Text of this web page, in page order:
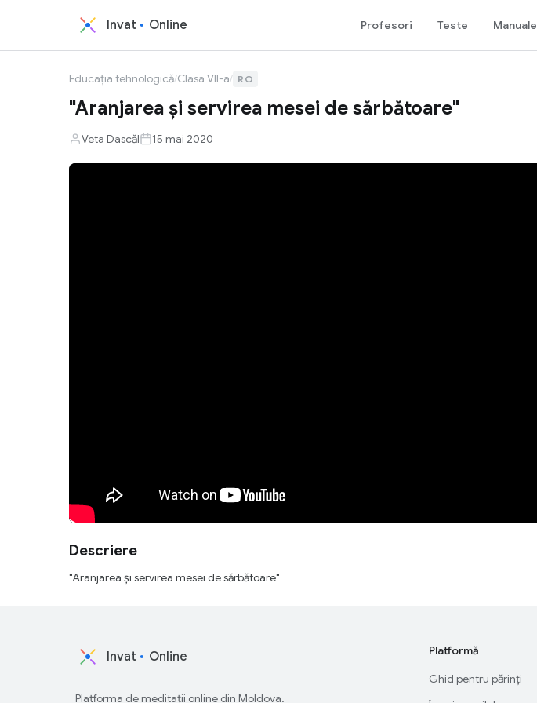
Invat Online Profesori Teste Manuale
Educația tehnologică/Clasa VII-a/ RO
"Aranjarea și servirea mesei de sărbătoare"
Veta Dascăl 15 mai 2020
Descriere
"Aranjarea și servirea mesei de sărbătoare"
Invat Online
Platforma de meditații online din Moldova.
Platformă
Ghid pentru părinți